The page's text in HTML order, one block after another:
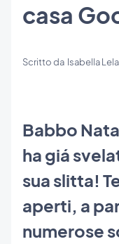
casa
Scritto da Isabella
Babbo
ha giá
sua slitta!
aperti, a
numerose